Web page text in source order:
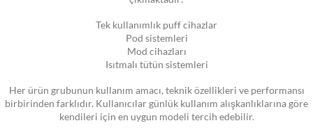
Tek kullanımlık puff cihazlar
Pod sistemleri
Mod cihazları
Isıtmalı tütün sistemleri
Her ürün grubunun kullanım amacı, teknik özellikleri ve performansı
birbirinden farklıdır. Kullanıcılar günlük kullanım alışkanlıklarına göre
kendileri için en uygun modeli tercih edebilir.